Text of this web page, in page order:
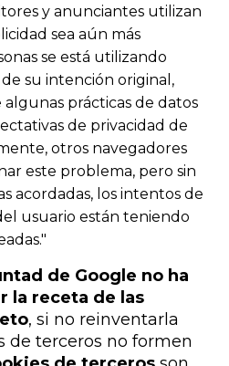
y anunciantes utilizan
sea aún más
se está utilizando
su intención original,
prácticas de datos
de privacidad de
otros navegadores
este problema, pero sin
acordadas, los intentos de
usuario están teniendo
de Google no ha
la receta de las
, si no reinventarla
de terceros no formen